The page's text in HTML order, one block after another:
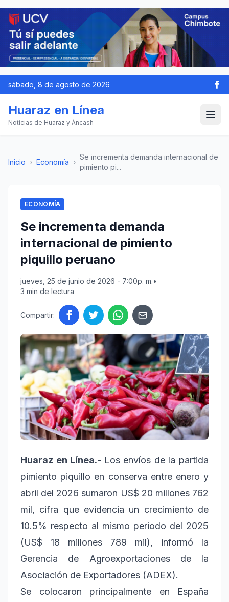
sábado, 8 de agosto de 2026
Huaraz en Línea
Noticias de Huaraz y Áncash
Inicio › Economía ›
Se incrementa demanda internacional de
pimiento pi...
ECONOMÍA
Se incrementa demanda
internacional de pimiento
piquillo peruano
jueves, 25 de junio de 2026 - 7:00p. m.•
3 min de lectura
Compartir:
Huaraz en Línea.- Los envíos de la partida
pimiento piquillo en conserva entre enero y
abril del 2026 sumaron US$ 20 millones 762
mil, cifra que evidencia un crecimiento de
10.5% respecto al mismo periodo del 2025
(US$ 18 millones 789 mil), informó la
Gerencia de Agroexportaciones de la
Asociación de Exportadores (ADEX).
Se colocaron principalmente en España